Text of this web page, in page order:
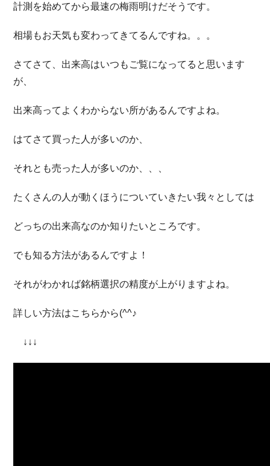
計測を始めてから最速の梅雨明けだそうです。
相場もお天気も変わってきてるんですね。。。
さてさて、出来高はいつもご覧になってると思います
が、
出来高ってよくわからない所があるんですよね。
はてさて買った人が多いのか、
それとも売った人が多いのか、、、
たくさんの人が動くほうについていきたい我々としては
どっちの出来高なのか知りたいところです。
でも知る方法があるんですよ！
それがわかれば銘柄選択の精度が上がりますよね。
詳しい方法はこちらから(^^♪
↓↓↓